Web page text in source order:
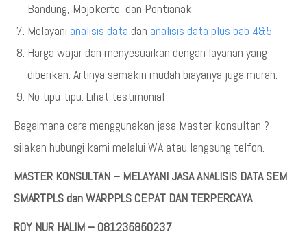
Bandung, Mojokerto, dan Pontianak
Melayani analisis data dan analisis data plus bab 4&5
Harga wajar dan menyesuaikan dengan layanan yang
diberikan. Artinya semakin mudah biayanya juga murah.
No tipu-tipu. Lihat testimonial
Bagaimana cara menggunakan jasa Master konsultan ?
silakan hubungi kami melalui WA atau langsung telfon.
MASTER KONSULTAN – MELAYANI JASA ANALISIS DATA SEM
SMARTPLS dan WARPPLS CEPAT DAN TERPERCAYA
ROY NUR HALIM – 081235850237